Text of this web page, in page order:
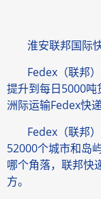
淮安联邦国际
Fedex（联邦
提升到每日5000
洲际运输Fedex快
Fedex（联邦
52000个城市和岛
哪个角落，联邦快
方。